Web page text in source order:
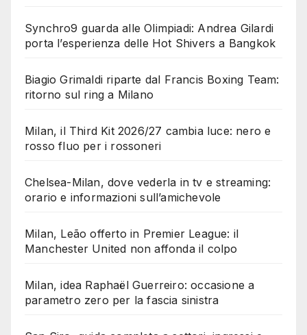
Synchro9 guarda alle Olimpiadi: Andrea Gilardi
porta l’esperienza delle Hot Shivers a Bangkok
Biagio Grimaldi riparte dal Francis Boxing Team:
ritorno sul ring a Milano
Milan, il Third Kit 2026/27 cambia luce: nero e
rosso fluo per i rossoneri
Chelsea-Milan, dove vederla in tv e streaming:
orario e informazioni sull’amichevole
Milan, Leão offerto in Premier League: il
Manchester United non affonda il colpo
Milan, idea Raphaël Guerreiro: occasione a
parametro zero per la fascia sinistra